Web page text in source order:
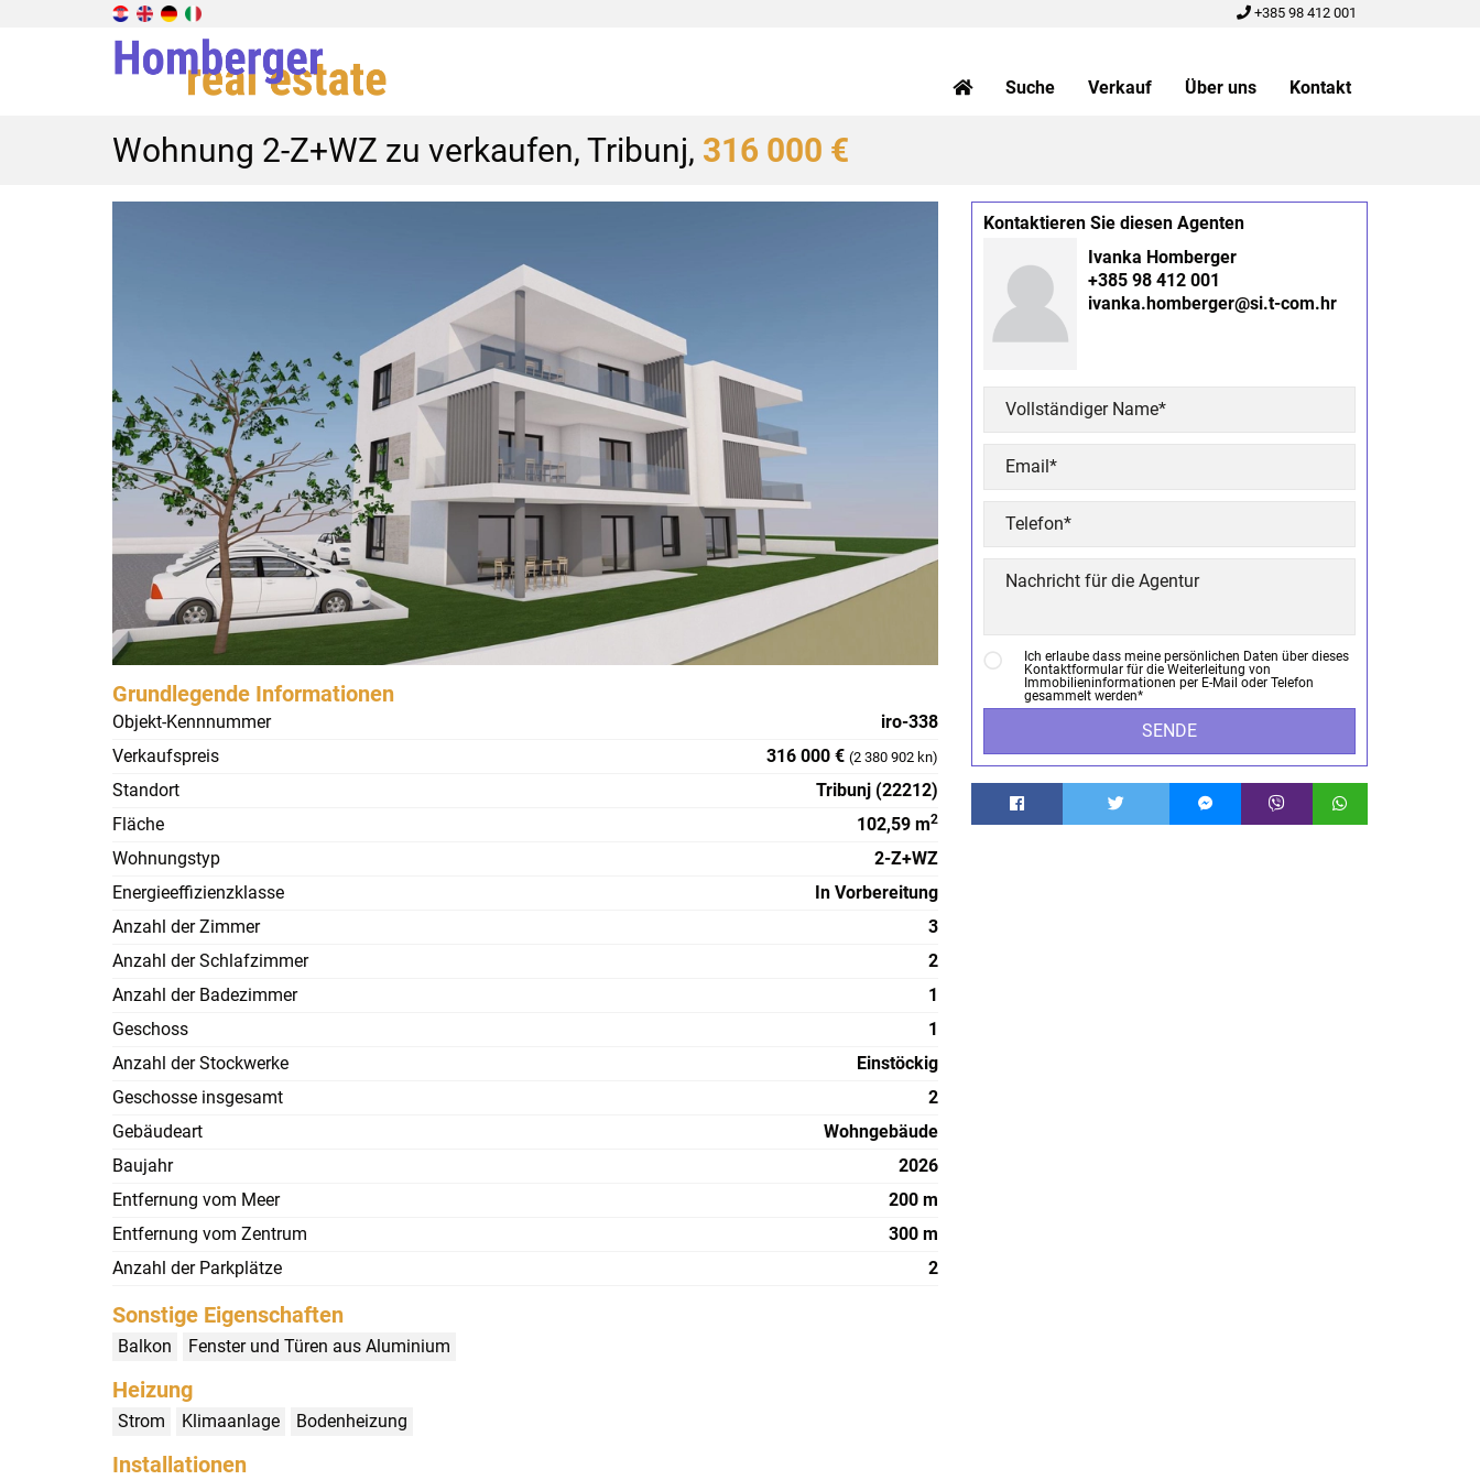
+385 98 412 001
Suche Verkauf Über uns Kontakt
Wohnung 2-Z+WZ zu verkaufen, Tribunj, 316 000 €
Grundlegende Informationen
Objekt-Kennnummer
iro-338
Verkaufspreis
316 000 € (2 380 902 kn)
Standort
Tribunj (22212)
Fläche
102,59 m2
Wohnungstyp
2-Z+WZ
Energieeffizienzklasse
In Vorbereitung
Anzahl der Zimmer
3
Anzahl der Schlafzimmer
2
Anzahl der Badezimmer
1
Geschoss
1
Anzahl der Stockwerke
Einstöckig
Geschosse insgesamt
2
Gebäudeart
Wohngebäude
Baujahr
2026
Entfernung vom Meer
200 m
Entfernung vom Zentrum
300 m
Anzahl der Parkplätze
2
Sonstige Eigenschaften
Balkon Fenster und Türen aus Aluminium
Heizung
Strom Klimaanlage Bodenheizung
Installationen
Kontaktieren Sie diesen Agenten
Ivanka Homberger
+385 98 412 001
ivanka.homberger@si.t-com.hr
Ich erlaube dass meine persönlichen Daten über dieses
Kontaktformular für die Weiterleitung von
Immobilieninformationen per E-Mail oder Telefon
gesammelt werden*
SENDE